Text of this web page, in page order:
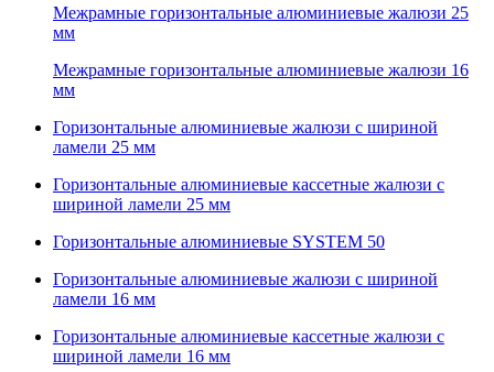
Межрамные горизонтальные алюминиевые жалюзи 25
мм
Межрамные горизонтальные алюминиевые жалюзи 16
мм
Горизонтальные алюминиевые жалюзи с шириной
ламели 25 мм
Горизонтальные алюминиевые кассетные жалюзи с
шириной ламели 25 мм
Горизонтальные алюминиевые SYSTEM 50
Горизонтальные алюминиевые жалюзи с шириной
ламели 16 мм
Горизонтальные алюминиевые кассетные жалюзи с
шириной ламели 16 мм